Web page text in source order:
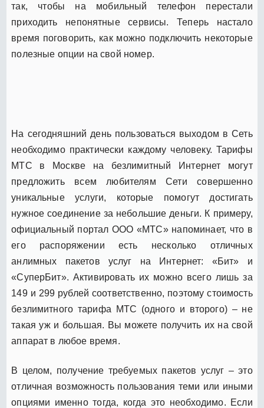
так, чтобы на мобильный телефон перестали
приходить непонятные сервисы. Теперь настало
время поговорить, как можно подключить некоторые
полезные опции на свой номер.
На сегодняшний день пользоваться выходом в Сеть
необходимо практически каждому человеку. Тарифы
МТС в Москве на безлимитный Интернет могут
предложить всем любителям Сети совершенно
уникальные услуги, которые помогут достигать
нужное соединение за небольшие деньги. К примеру,
официальный портал ООО «МТС» напоминает, что в
его распоряжении есть несколько отличных
анлимных пакетов услуг на Интернет: «Бит» и
«СуперБит». Активировать их можно всего лишь за
149 и 299 рублей соответственно, поэтому стоимость
безлимитного тарифа МТС (одного и второго) – не
такая уж и большая. Вы можете получить их на свой
аппарат в любое время.
В целом, получение требуемых пакетов услуг – это
отличная возможность пользования теми или иными
опциями именно тогда, когда это необходимо. Если